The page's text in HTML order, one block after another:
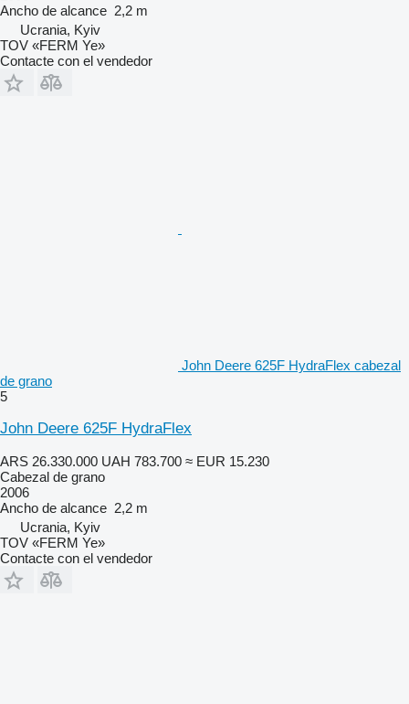
Ancho de alcance 2,2 m
Ucrania, Kyiv
TOV «FERM Ye»
Contacte con el vendedor
John Deere 625F HydraFlex cabezal
de grano
5
John Deere 625F HydraFlex
ARS 26.330.000 UAH 783.700 ≈ EUR 15.230
Cabezal de grano
2006
Ancho de alcance 2,2 m
Ucrania, Kyiv
TOV «FERM Ye»
Contacte con el vendedor